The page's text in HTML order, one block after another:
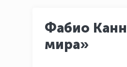
Фабио
мира»